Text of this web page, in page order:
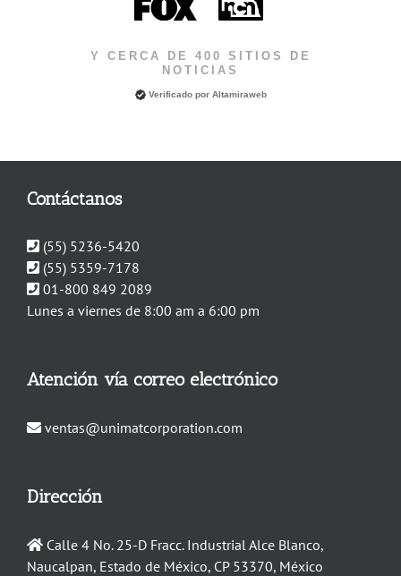
Y CERCA DE 400 SITIOS DE
NOTICIAS
Verificado por Altamiraweb
Contáctanos
(55) 5236-5420
(55) 5359-7178
01-800 849 2089
Lunes a viernes de 8:00 am a 6:00 pm
Atención vía correo electrónico
ventas@unimatcorporation.com
Dirección
Calle 4 No. 25-D Fracc. Industrial Alce Blanco,
Naucalpan, Estado de México, CP 53370, México